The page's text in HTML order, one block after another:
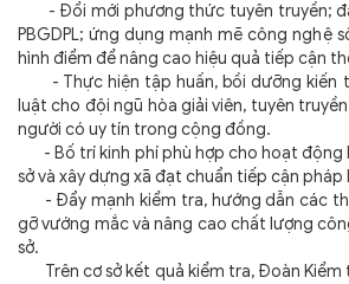
- Đổi mới phương thức tuyên truyền;
PBGDPL; ứng dụng mạnh mẽ công nghệ
hình điểm để nâng cao hiệu quả tiếp cận
- Thực hiện tập huấn, bồi dưỡng kiến
luật cho đội ngũ hòa giải viên, tuyên
người có uy tín trong cộng đồng.
- Bố trí kinh phí phù hợp cho hoạt động
sở và xây dựng xã đạt chuẩn tiếp cận pháp
- Đẩy mạnh kiểm tra, hướng dẫn các
gỡ vướng mắc và nâng cao chất lượng
sở.
Trên cơ sở kết quả kiểm tra, Đoàn Kiểm